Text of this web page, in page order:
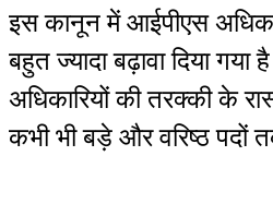
इस कानून में आईपीएस
बहुत ज्यादा बढ़ावा दिया
अधिकारियों की तरक्की के
कभी भी बड़े और वरिष्ठ पदों